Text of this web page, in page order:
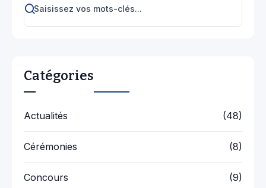
Catégories
Actualités (48)
Cérémonies (8)
Concours (9)